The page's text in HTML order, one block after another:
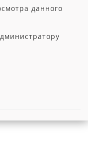
данного